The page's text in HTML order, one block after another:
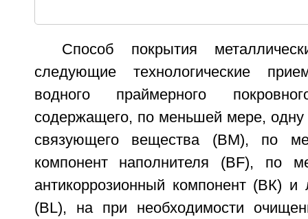
Способ покрытия
следующие технологические
водного праймерного
содержащего, по меньшей мере,
связующего вещества (ВМ), по
компонент наполнителя (BF), по
антикоррозионный компонент (ВК) и
(BL), на при необходимости